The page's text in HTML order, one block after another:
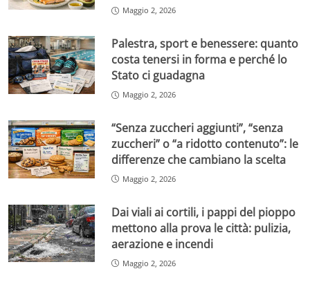
Maggio 2, 2026
Palestra, sport e benessere: quanto
costa tenersi in forma e perché lo
Stato ci guadagna
Maggio 2, 2026
“Senza zuccheri aggiunti”, “senza
zuccheri” o “a ridotto contenuto”: le
differenze che cambiano la scelta
Maggio 2, 2026
Dai viali ai cortili, i pappi del pioppo
mettono alla prova le città: pulizia,
aerazione e incendi
Maggio 2, 2026